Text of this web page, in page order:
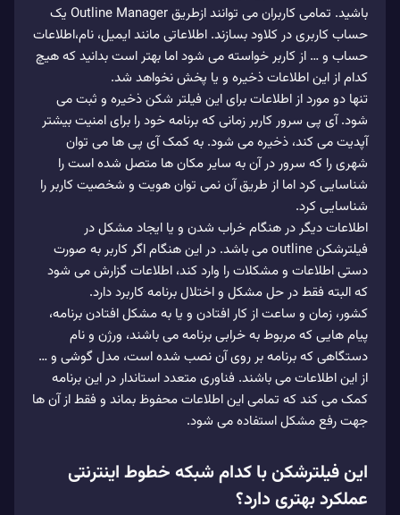
باشید. تمامی کاربران می توانند ازطریق Outline Manager یک
حساب کاربری در کلاود بسازند. اطلاعاتی مانند ایمیل، نام،اطلاعات
حساب و … از کاربر خواسته می شود اما بهتر است بدانید که هیچ
کدام از این اطلاعات ذخیره و یا پخش نخواهد شد.
تنها دو مورد از اطلاعات برای این فیلتر شکن ذخیره و ثبت می
شود. آی پی سرور کاربر زمانی که برنامه خود را برای امنیت بیشتر
آپدیت می کند، ذخیره می شود. به کمک آی پی ها می توان
شهری را که سرور در آن به سایر مکان ها متصل شده است را
شناسایی کرد اما از طریق آن نمی توان هویت و شخصیت کاربر را
شناسایی کرد.
اطلاعات دیگر در هنگام خراب شدن و یا ایجاد مشکل در
فیلترشکن outline می باشد. در این هنگام اگر کاربر به صورت
دستی اطلاعات و مشکلات را وارد کند، اطلاعات گزارش می شود
که البته فقط در حل مشکل و اختلال برنامه کاربرد دارد.
کشور، زمان و ساعت از کار افتادن و یا به مشکل افتادن برنامه،
پیام هایی که مربوط به خرابی برنامه می باشند، ورژن و نام
دستگاهی که برنامه بر روی آن نصب شده است، مدل گوشی و …
از این اطلاعات می باشند. فناوری متعدد استاندار در این برنامه
کمک می کند که تمامی این اطلاعات محفوظ بماند و فقط از آن ها
جهت رفع مشکل استفاده می شود.
این فیلترشکن با کدام شبکه خطوط اینترنتی
عملکرد بهتری دارد؟